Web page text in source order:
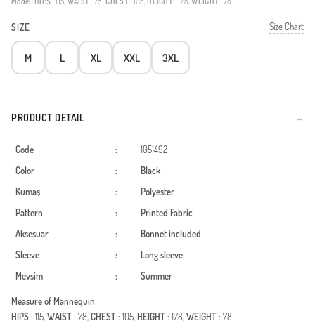
SIZE Size Chart
M L XL XXL 3XL
PRODUCT DETAIL
Code :
1051492
Color
:
Black
Kumaş
:
Polyester
Pattern
:
Printed Fabric
Aksesuar
:
Bonnet included
Sleeve
:
Long sleeve
Mevsim
: Summer
Measure of Mannequin
HIPS: 115,WAIST: 78,CHEST: 105, HEIGHT: 178,WEIGHT: 78